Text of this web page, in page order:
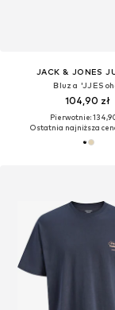
JACK & JONES
Bluza
104,90 zł
Pierwotnie:
Ostatnia najniższa